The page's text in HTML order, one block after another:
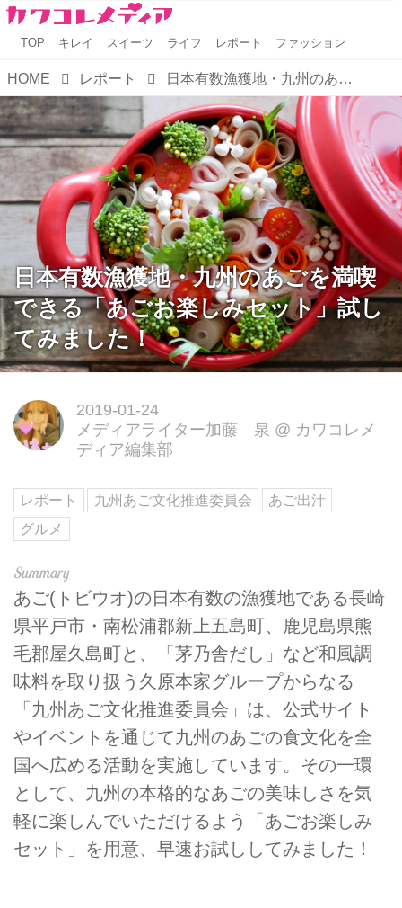
TOP キレイ スイーツ ライフ レポート ファッション
HOME レポート 日本有数漁獲地・九州のあごを満喫できる「あごお楽しみセット」試してみました！
日本有数漁獲地・九州のあごを満喫
できる「あごお楽しみセット」試し
てみました！
2019-01-24
メディアライター加藤 泉 @ カワコレメ
ディア編集部
レポート 九州あご文化推進委員会
あご出汁
グルメ
あご(トビウオ)の日本有数の漁獲地である長崎
県平戸市・南松浦郡新上五島町、鹿児島県熊
毛郡屋久島町と、「茅乃舎だし」など和風調
味料を取り扱う久原本家グループからなる
「九州あご文化推進委員会」は、公式サイト
やイベントを通じて九州のあごの食文化を全
国へ広める活動を実施しています。その一環
として、九州の本格的なあごの美味しさを気
軽に楽しんでいただけるよう「あごお楽しみ
セット」を用意、早速お試ししてみました！